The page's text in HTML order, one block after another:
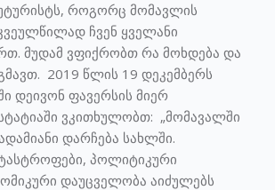
როგორც მომავლის
ჩვენ ყველანი
მუდამ ვფიქრობთ რა მოხდება და
2019 წლის 19 დეკემბერს
დეივონ ფავერსის მიერ
ვკითხულობთ: „მომავალში
დარჩება სახლში.
პოლიტიკური
დაუცველობა აიძულებს